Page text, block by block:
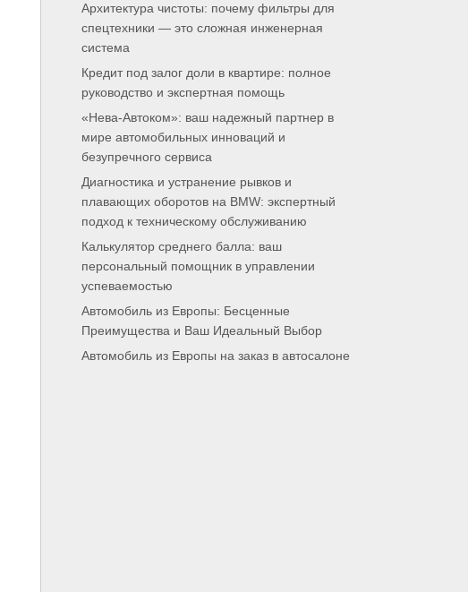
Архитектура чистоты: почему фильтры для
спецтехники — это сложная инженерная
система
Кредит под залог доли в квартире: полное
руководство и экспертная помощь
«Нева-Автоком»: ваш надежный партнер в
мире автомобильных инноваций и
безупречного сервиса
Диагностика и устранение рывков и
плавающих оборотов на BMW: экспертный
подход к техническому обслуживанию
Калькулятор среднего балла: ваш
персональный помощник в управлении
успеваемостью
Автомобиль из Европы: Бесценные
Преимущества и Ваш Идеальный Выбор
Автомобиль из Европы на заказ в автосалоне